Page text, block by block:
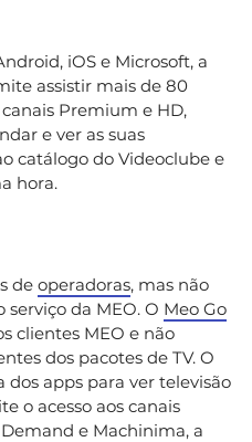
iOS e Microsoft, a
assistir mais de 80
Premium e HD,
e ver as suas
catálogo do Videoclube e
hora.
de operadoras, mas não
da MEO. O Meo Go
clientes MEO e não
dos pacotes de TV. O
apps para ver televisão
o acesso aos canais
e Machinima, a